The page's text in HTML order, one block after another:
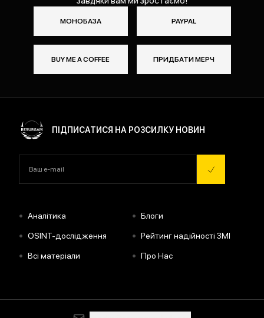
МОНОБАЗА PAYPAL
BUY ME A COFFEE ПРИДБАТИ МЕРЧ
ПІДПИСАТИСЯ НА РОЗСИЛКУ НОВИН
• Аналітика • Блоги
• OSINT-дослідження • Рейтинг надійності ЗМІ
• Всі матеріали • Про Нас